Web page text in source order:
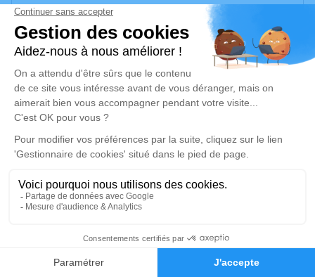
Faire-part Hommages
vos condoléances, partager des photos souvenirs,
une anecdote ou exprimer vos pensées à travers des
poèmes ou des textes. Cet endroit est un lieu
d'expression dédié à honorer la mémoire de Geoffrey
SCARFO.
Un service de plantation d’arbre hommage est
disponible ici.
Je rends hommage
Cérémonie civile
Salle des Hommages de la Tour Blanche
29 Chemin du Postillon